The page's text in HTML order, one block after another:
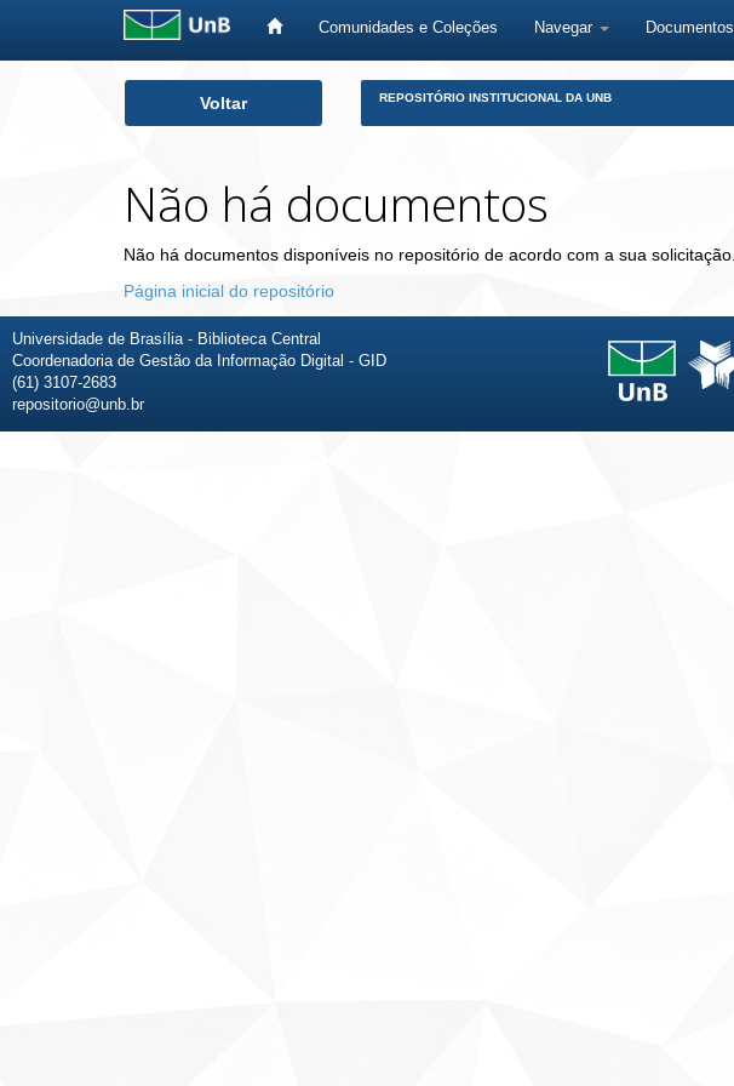
Comunidades e Coleções Navegar Documentos
Voltar REPOSITÓRIO INSTITUCIONAL DA UNB
Não há documentos
Não há documentos disponíveis no repositório de acordo com a sua solicitação.
Página inicial do repositório
Universidade de Brasília - Biblioteca Central
Coordenadoria de Gestão da Informação Digital - GID
(61) 3107-2683
repositorio@unb.br